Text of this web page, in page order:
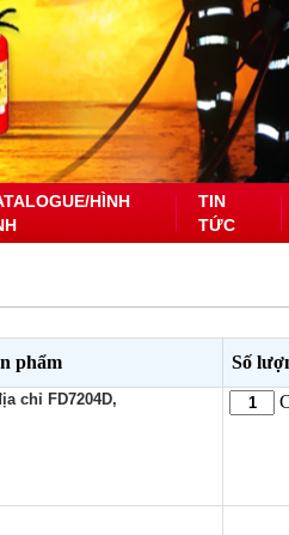
HÌNH
TIN
TỨC
phẩm Số
chỉ FD7204D,